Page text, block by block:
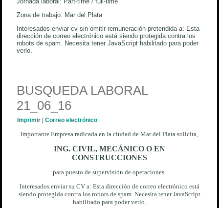
Zona de trabajo: Mar del Plata
Interesados enviar cv sin omitir remuneración pretendida a: Esta
dirección de correo electrónico está siendo protegida contra los
robots de spam. Necesita tener JavaScript habilitado para poder
verlo.
BUSQUEDA LABORAL
21_06_16
Imprimir |Correo electrónico
Importante Empresa radicada en la ciudad de Mar del Plata solicita,
ING. CIVIL, MECÁNICO O EN
CONSTRUCCIONES
para puesto de supervisión de operaciones.
Interesados enviar su CV a: Esta dirección de correo electrónico está
siendo protegida contra los robots de spam. Necesita tener JavaScript
habilitado para poder verlo.